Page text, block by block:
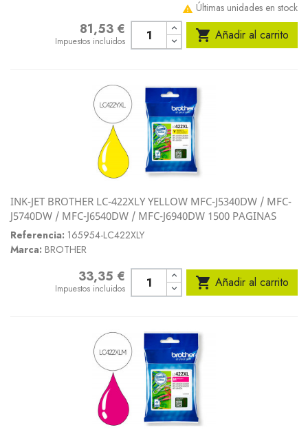
 Últimas unidades en stock
Precio81,53 €
Impuestos incluidos  Añadir al carrito
INK-JET BROTHER LC-422XLY YELLOW MFC-J5340DW / MFC-
J5740DW / MFC-J6540DW / MFC-J6940DW 1500 PAGINAS
Referencia: 165954-LC422XLY
Marca: BROTHER
Precio33,35 €
Impuestos incluidos  Añadir al carrito